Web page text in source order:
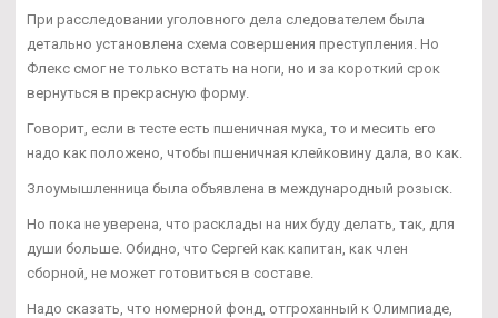
При расследовании уголовного дела следователем была
детально установлена схема совершения преступления. Но
Флекс смог не только встать на ноги, но и за короткий срок
вернуться в прекрасную форму.
Говорит, если в тесте есть пшеничная мука, то и месить его
надо как положено, чтобы пшеничная клейковину дала, во как.
Злоумышленница была объявлена в международный розыск.
Но пока не уверена, что расклады на них буду делать, так, для
души больше. Обидно, что Сергей как капитан, как член
сборной, не может готовиться в составе.
Надо сказать, что номерной фонд, отгроханный к Олимпиаде,